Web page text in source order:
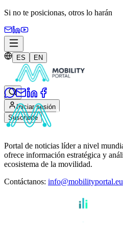
Si no te posicionas, otros lo harán
ES EN
Iniciar sesión
Suscribite
Portal de noticias líder a nivel
ofrece información estratégica y
ecosistema de la movilidad.
Contáctanos: info@mobilityportal.eu